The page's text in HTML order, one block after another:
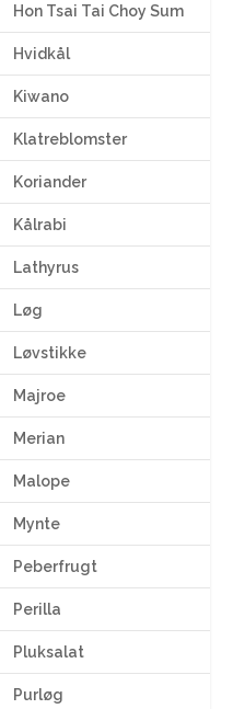
Hon Tsai Tai Choy Sum
Hvidkål
Kiwano
Klatreblomster
Koriander
Kålrabi
Lathyrus
Løg
Løvstikke
Majroe
Merian
Malope
Mynte
Peberfrugt
Perilla
Pluksalat
Purløg